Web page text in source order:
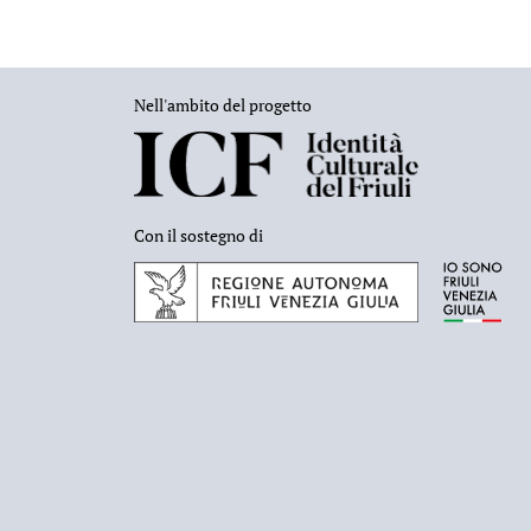
Nell'ambito del progetto
Con il sostegno di